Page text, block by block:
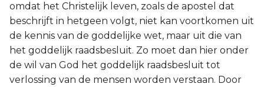
omdat het Christelijk leven, zoals de apostel dat
beschrijft in hetgeen volgt, niet kan voortkomen uit
de kennis van de goddelijke wet, maar uit die van
het goddelijk raadsbesluit. Zo moet dan hier onder
de wil van God het goddelijk raadsbesluit tot
verlossing van de mensen worden verstaan. Door